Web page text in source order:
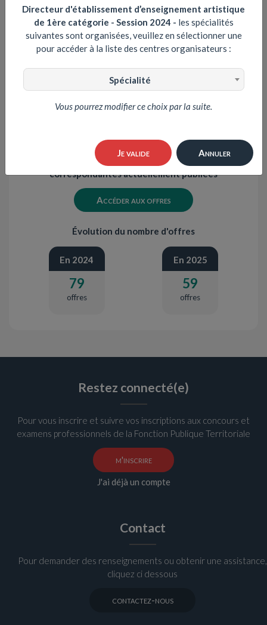
10 offres d'emplois
correspondantes actuellement publiées
Accéder aux offres
Évolution du nombre d'offres
En 2024
79
offres
En 2025
59
offres
Restez connecté(e)
Pour vous inscrire et suivre vos inscriptions aux concours et
examens professionnels de la Fonction Publique Territoriale
m'inscrire
J'ai déjà un compte
Contact
Pour demander des renseignements ou obtenir une assistance,
cliquez ci dessous
contactez-nous
Directeur d'établissement d’enseignement artistique
de 1ère catégorie - Session 2024 - les spécialités
suivantes sont organisées, veuillez en sélectionner une
pour accéder à la liste des centres organisateurs :
Spécialité
Vous pourrez modifier ce choix par la suite.
Je valide Annuler